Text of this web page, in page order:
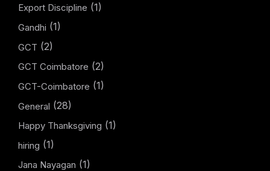
Export Discipline (1)
Gandhi (1)
GCT (2)
GCT Coimbatore (2)
GCT-Coimbatore (1)
General (28)
Happy Thanksgiving (1)
hiring (1)
Jana Nayagan (1)